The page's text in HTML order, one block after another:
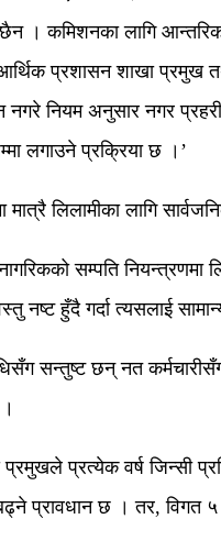
। कमिशनका लागि आन्तरिक
प्रशासन शाखा प्रमुख
नगरे नियम अनुसार नगर
लगाउने प्रक्रिया छ ।’
मात्रै लिलामीका लागि
नागरिकको सम्पति
नष्ट हुँदै गर्दा त्यसलाई
सन्तुष्ट छन् नत
प्रमुखले प्रत्येक वर्ष जिन्सी
प्रावधान छ । तर, विगत